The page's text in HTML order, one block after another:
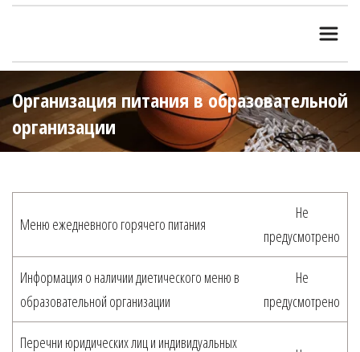
Организация питания в образовательной
организации
Меню ежедневного горячего питания
Не
предусмотрено
Информация о наличии диетического меню в
образовательной организации
Не
предусмотрено
Перечни юридических лиц и индивидуальных